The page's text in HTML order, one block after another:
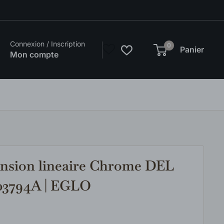
Connexion / Inscription
Mon compte
0 Panier
lineaire Chrome DEL
| EGLO